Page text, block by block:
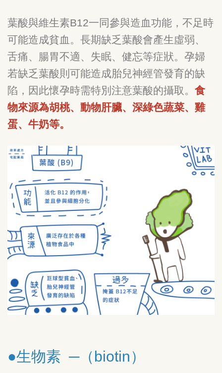
葉酸與維生素B12一同參與造血功能，不足時
可能造成貧血。長期缺乏葉酸會產生虛弱、
舌痛、腸胃不適、失眠、健忘等症狀。孕婦
若缺乏葉酸則可能造成胎兒神經管發育的缺
陷，因此懷孕時需特別注意葉酸的攝取。 食
物來源為胡桃、動物肝臟、深綠色蔬菜、雞
蛋、牛奶等。
●生物素 ─（biotin）